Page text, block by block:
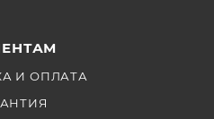
И ОПЛАТА